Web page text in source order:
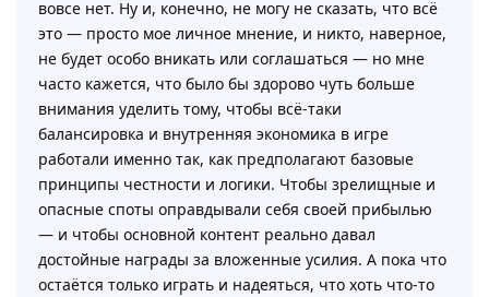
вовсе нет. Ну и, конечно, не могу не сказать, что всё
это — просто мое личное мнение, и никто, наверное,
не будет особо вникать или соглашаться — но мне
часто кажется, что было бы здорово чуть больше
внимания уделить тому, чтобы всё-таки
балансировка и внутренняя экономика в игре
работали именно так, как предполагают базовые
принципы честности и логики. Чтобы зрелищные и
опасные споты оправдывали себя своей прибылью
— и чтобы основной контент реально давал
достойные награды за вложенные усилия. А пока что
остаётся только играть и надеяться, что хоть что-то